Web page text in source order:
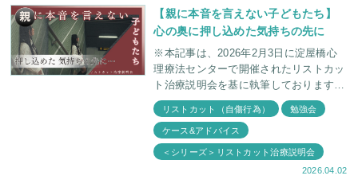
【親に本音を言えない子どもたち】
心の奥に押し込めた気持ちの先に
※本記事は、2026年2月3日に淀屋橋心
理療法センターで開催されたリストカッ
ト治療説明会を基に執筆しております。
リストカットするお子さんの特徴や、彼
らがどんなことを考えているのか、なぜ
本音を言
リストカット（自傷行為） 勉強会
ケース&アドバイス
＜シリーズ＞リストカット治療説明会
2026.04.02